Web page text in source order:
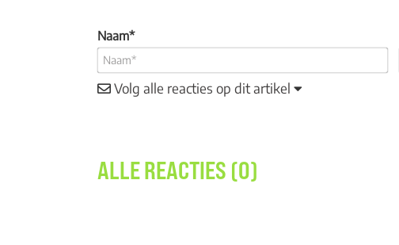
Naam*
Volg alle reacties op dit artikel
ALLE REACTIES (0)